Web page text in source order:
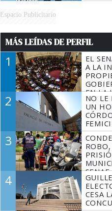
Espacio Publicitario
MÁS LEÍDAS DE PERFIL
1
EL
A LA
EN LA
FUEGO
2
NO LE
UN
3
SENAF
4
CESA